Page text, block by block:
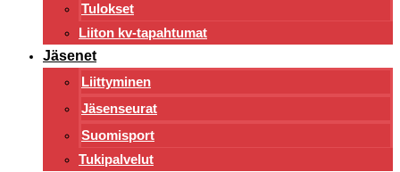
Tulokset
Liiton kv-tapahtumat
Jäsenet
Liittyminen
Jäsenseurat
Suomisport
Tukipalvelut